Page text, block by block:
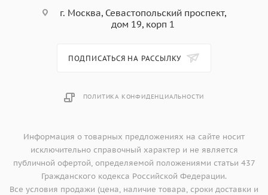
г. Москва, Севастопольский проспект,
дом 19, корп 1
ПОДПИСАТЬСЯ НА РАССЫЛКУ
ПОЛИТИКА КОНФИДЕНЦИАЛЬНОСТИ
Информация о товарных предложениях на сайте носит
исключительно справочный характер и не является
публичной офертой, определяемой положениями статьи 437
Гражданского кодекса Российской Федерации.
Все условия продажи (цена, наличие товара, сроки доставки и